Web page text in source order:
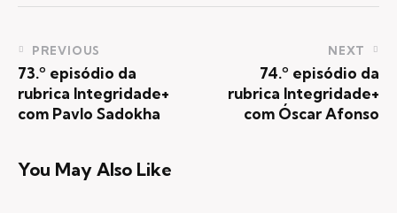
PREVIOUS
73.º episódio da
rubrica Integridade+
com Pavlo Sadokha
NEXT
74.º episódio da
rubrica Integridade+
com Óscar Afonso
You May Also Like